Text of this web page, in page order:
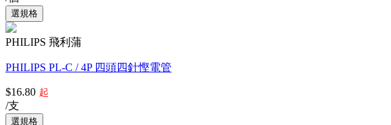
PHILIPS 飛利蒲
PHILIPS PL-C / 4P 四頭四針慳電管
$16.80 起
/支